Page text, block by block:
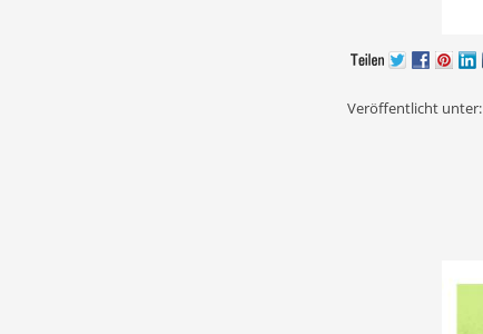
Veröffentlicht unter: